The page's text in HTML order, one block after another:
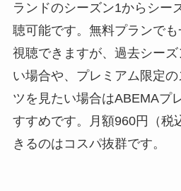
ランドのシーズン1からシー
聴可能です。無料プランで
視聴できますが、過去シー
い場合や、プレミアム限定
ツを見たい場合はABEMAプ
すすめです。月額960円（税
きるのはコスパ抜群です。